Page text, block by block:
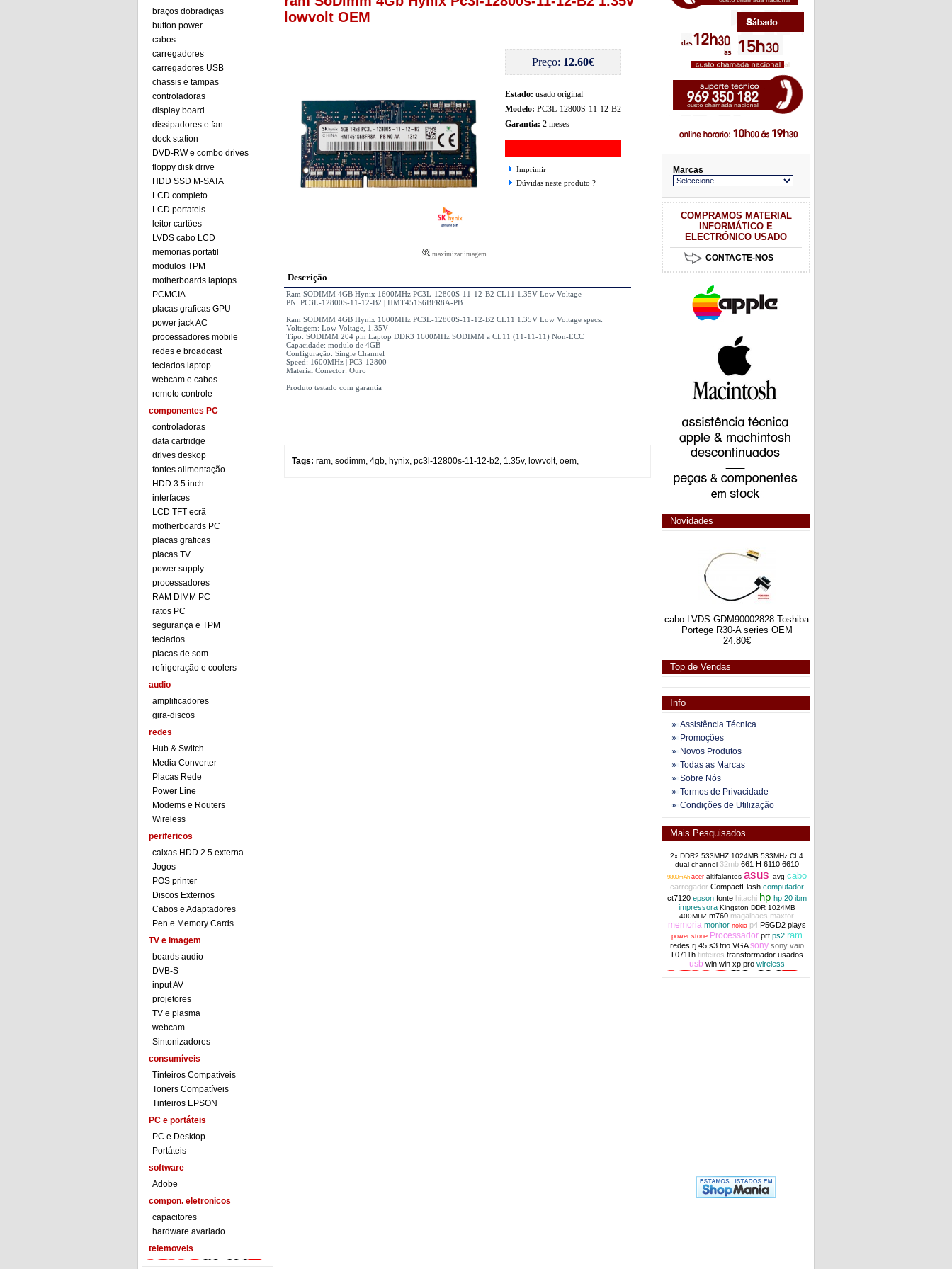
braços dobradiças
button power
cabos
carregadores
carregadores USB
chassis e tampas
controladoras
display board
dissipadores e fan
dock station
DVD-RW e combo drives
floppy disk drive
HDD SSD M-SATA
LCD completo
LCD portateis
leitor cartões
LVDS cabo LCD
memorias portatil
modulos TPM
motherboards laptops
PCMCIA
placas graficas GPU
power jack AC
processadores mobile
redes e broadcast
teclados laptop
webcam e cabos
remoto controle
componentes PC
controladoras
data cartridge
drives deskop
fontes alimentação
HDD 3.5 inch
interfaces
LCD TFT ecrã
motherboards PC
placas graficas
placas TV
power supply
processadores
RAM DIMM PC
ratos PC
segurança e TPM
teclados
placas de som
refrigeração e coolers
audio
amplificadores
gira-discos
redes
Hub & Switch
Media Converter
Placas Rede
Power Line
Modems e Routers
Wireless
perifericos
caixas HDD 2.5 externa
Jogos
POS printer
Discos Externos
Cabos e Adaptadores
Pen e Memory Cards
TV e imagem
boards audio
DVB-S
input AV
projetores
TV e plasma
webcam
Sintonizadores
consumíveis
Tinteiros Compatíveis
Toners Compatíveis
Tinteiros EPSON
PC e portáteis
PC e Desktop
Portáteis
software
Adobe
compon. eletronicos
capacitores
hardware avariado
telemoveis
lowvolt OEM
maximizar imagem
Preço: 12.60€
Estado: usado original
Modelo: PC3L-12800S-11-12-B2
Garantia: 2 meses
Imprimir
Dúvidas neste produto ?
Descrição
Ram SODIMM 4GB Hynix 1600MHz PC3L-12800S-11-12-B2 CL11 1.35V Low Voltage
PN: PC3L-12800S-11-12-B2 | HMT451S6BFR8A-PB
Ram SODIMM 4GB Hynix 1600MHz PC3L-12800S-11-12-B2 CL11 1.35V Low Voltage specs:
Voltagem: Low Voltage, 1.35V
Tipo: SODIMM 204 pin Laptop DDR3 1600MHz SODIMM a CL11 (11-11-11) Non-ECC
Capacidade: modulo de 4GB
Configuração: Single Channel
Speed: 1600MHz | PC3-12800
Material Conector: Ouro
Produto testado com garantia
Tags: ram, sodimm, 4gb, hynix, pc3l-12800s-11-12-b2, 1.35v, lowvolt, oem,
Marcas
COMPRAMOS MATERIAL
INFORMÁTICO E
ELECTRÓNICO USADO
CONTACTE-NOS
Novidades
cabo LVDS GDM90002828 Toshiba
Portege R30-A series OEM
24.80€
Top de Vendas
Info
Assistência Técnica
Promoções
Novos Produtos
Todas as Marcas
Sobre Nós
Termos de Privacidade
Condições de Utilização
Mais Pesquisados
2x DDR2 533MHZ 1024MB 533MHz CL4
dual channel 32mb 661 H 6110 6610
9800mAh acer altifalantes asus avg cabo
carregador CompactFlash computador
ct7120 epson fonte hitachi hp hp 20 ibm
impressora Kingston DDR 1024MB
400MHZ m760 magalhaes maxtor
memoria monitor nokia p4 P5GD2 plays
power stone Processador prt ps2 ram
redes rj 45 s3 trio VGAsony sony vaio
T0711h tinteiros transformador usados
usb win win xp pro wireless